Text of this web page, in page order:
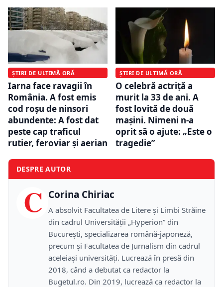
ȘTIRI DE ULTIMĂ ORĂ
Iarna face ravagii în
România. A fost emis
cod roşu de ninsori
abundente: A fost dat
peste cap traficul
rutier, feroviar și aerian
ȘTIRI DE ULTIMĂ ORĂ
O celebră actriță a
murit la 33 de ani. A
fost lovită de două
mașini. Nimeni n-a
oprit să o ajute: „Este o
tragedie”
DESPRE AUTOR
C Corina Chiriac
A absolvit Facultatea de Litere și Limbi Străine
din cadrul Universității „Hyperion” din
București, specializarea română-japoneză,
precum și Facultatea de Jurnalism din cadrul
aceleiași universități. Lucrează în presă din
2018, când a debutat ca redactor la
Bugetul.ro. Din 2019, lucrează ca redactor la